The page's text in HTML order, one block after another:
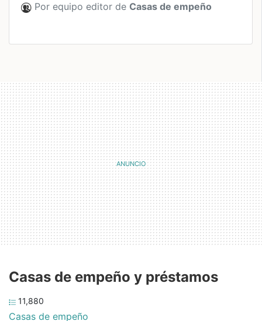
Por equipo editor de Casas de empeño
Casas de empeño y préstamos
11,880
Casas de empeño